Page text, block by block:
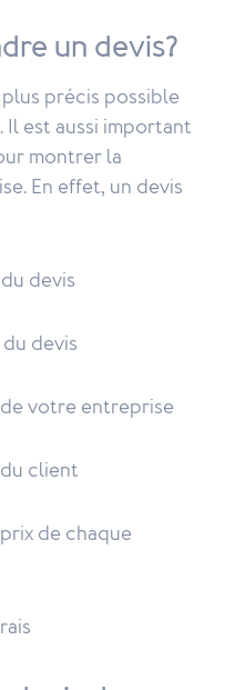
un devis?
précis possible
Il est aussi important
montrer la
En effet, un devis
devis
devis
de votre entreprise
client
de chaque